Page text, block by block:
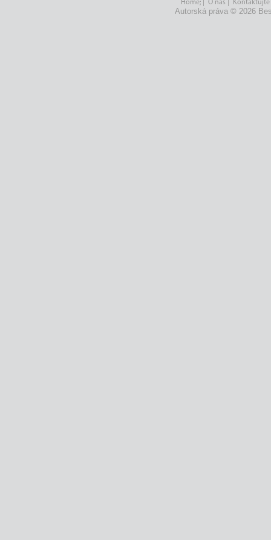
Home;| O nás Kontaktujte
Autorská práva © 2026